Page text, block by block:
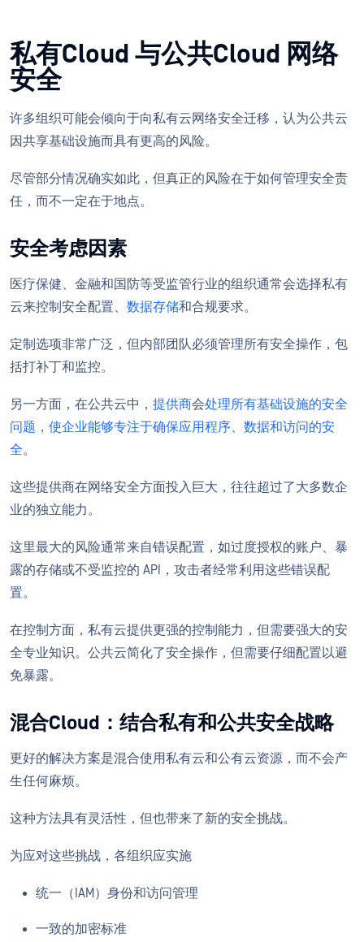
私有Cloud 与公共Cloud 网络
安全
许多组织可能会倾向于向私有云网络安全迁移，认为公共云
因共享基础设施而具有更高的风险。
尽管部分情况确实如此，但真正的风险在于如何管理安全责
任，而不一定在于地点。
安全考虑因素
医疗保健、金融和国防等受监管行业的组织通常会选择私有
云来控制安全配置、 数据存储和合规要求。
定制选项非常广泛，但内部团队必须管理所有安全操作，包
括打补丁和监控。
另一方面，在公共云中， 提供商会处理所有基础设施的安全
问题，使企业能够专注于确保应用程序、数据和访问的安
全。
这些提供商在网络安全方面投入巨大，往往超过了大多数企
业的独立能力。
这里最大的风险通常来自错误配置，如过度授权的账户、暴
露的存储或不受监控的 API，攻击者经常利用这些错误配
置。
在控制方面，私有云提供更强的控制能力，但需要强大的安
全专业知识。公共云简化了安全操作，但需要仔细配置以避
免暴露。
混合Cloud：结合私有和公共安全战略
更好的解决方案是混合使用私有云和公有云资源，而不会产
生任何麻烦。
这种方法具有灵活性，但也带来了新的安全挑战。
为应对这些挑战，各组织应实施
统一（IAM）身份和访问管理
一致的加密标准